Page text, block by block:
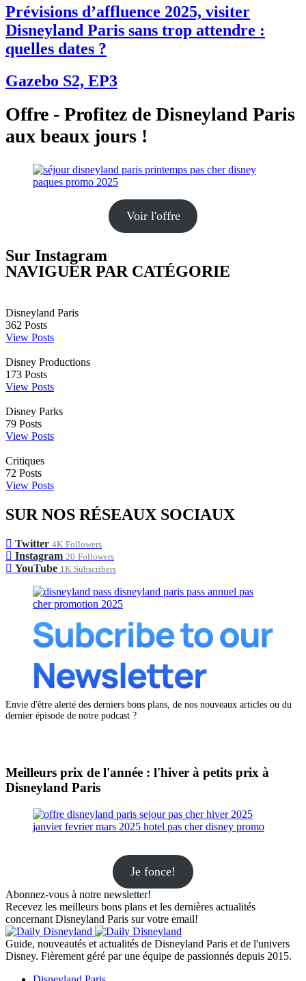
Prévisions d’affluence 2025, visiter
Disneyland Paris sans trop attendre :
quelles dates ?
Gazebo S2, EP3
Offre - Profitez de Disneyland Paris
aux beaux jours !
Voir l'offre
Sur Instagram
NAVIGUER PAR CATÉGORIE
Disneyland Paris
362 Posts
View Posts
Disney Productions
173 Posts
View Posts
Disney Parks
79 Posts
View Posts
Critiques
72 Posts
View Posts
SUR NOS RÉSEAUX SOCIAUX
Twitter 4K Followers
Instagram 20 Followers
YouTube 1K Subscribers
Envie d'être alerté des derniers bons plans, de nos nouveaux articles ou du
dernier épisode de notre podcast ?
Meilleurs prix de l'année : l'hiver à petits prix à
Disneyland Paris
Je fonce!
Abonnez-vous à notre newsletter!
Recevez les meilleurs bons plans et les dernières actualités
concernant Disneyland Paris sur votre email!
Guide, nouveautés et actualités de Disneyland Paris et de l'univers
Disney. Fièrement géré par une équipe de passionnés depuis 2015.